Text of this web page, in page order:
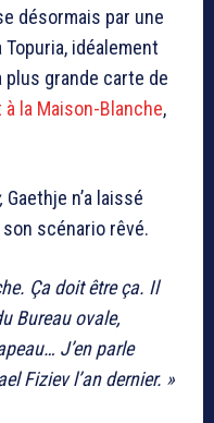
désormais par une
Topuria, idéalement
plus grande carte de
la Maison-Blanche,
, Gaethje n’a laissé
scénario rêvé.
Ça doit être ça. Il
Bureau ovale,
J’en parle
Fiziev l’an dernier. »